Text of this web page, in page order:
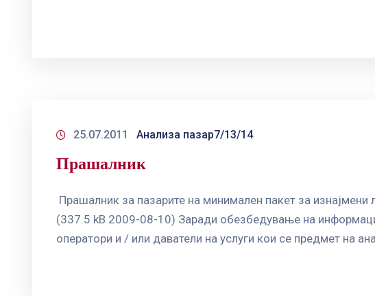
25.07.2011 Анализа пазар7/13/14
Прашалник
Прашалник за пазарите на минимален пакет за изнајмени
(337.5 kB 2009-08-10) Заради обезбедување на
оператори и / или даватели на услуги кои се предмет на